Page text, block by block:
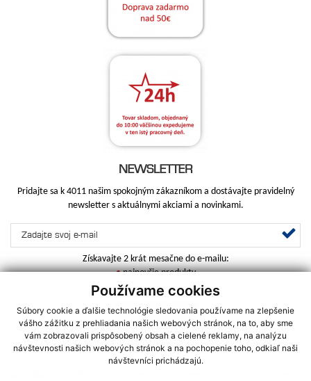
Používame cookies
Súbory cookie a ďalšie technológie sledovania používame na zlepšenie
vášho zážitku z prehliadania našich webových stránok, na to, aby sme
vám zobrazovali prispôsobený obsah a cielené reklamy, na analýzu
návštevnosti našich webových stránok a na pochopenie toho, odkiaľ naši
návštevníci prichádzajú.
NEWSLETTER
Pridajte sa k 4011 našim spokojným zákazníkom a dostávajte pravidelný
newsletter s aktuálnymi akciami a novinkami.
Získavajte 2 krát mesačne do e-mailu:
•najnovšie produkty
•najlepšie akcie
DOMOV|O SPOLOČNOSTI|SLUŽBY| ZAUJÍMAVÉ ČLÁNKY|
VEĽKOOBCHOD|KONTAKT